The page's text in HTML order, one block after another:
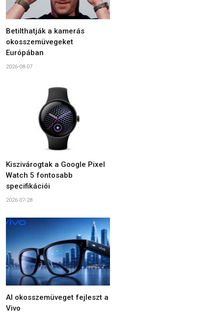
Betilthatják a kamerás
okosszemüvegeket
Európában
2026-08-07
Kiszivárogtak a Google Pixel
Watch 5 fontosabb
specifikációi
2026-07-28
AI okosszemüveget fejleszt a
Vivo